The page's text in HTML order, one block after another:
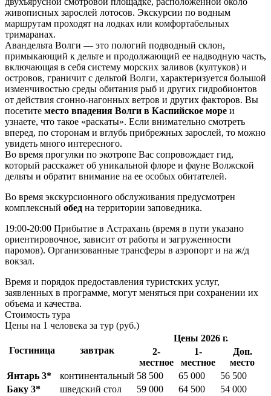
живописных зарослей лотосов. Экскурсии по водным
маршрутам проходят на лодках или комфортабельных
тримаранах.
Авандельта Волги — это пологий подводный склон,
примыкающий к дельте и продолжающий ее надводную часть,
включающая в себя систему морских заливов (култуков) и
островов, граничит с дельтой Волги, характеризуется большой
изменчивостью среды обитания рыб и других гидробионтов
от действия сгонно-нагонных ветров и других факторов. Вы
посетите место впадения Волги в Каспийское море и
узнаете, что такое «раскаты». Если внимательно смотреть
вперед, по сторонам и вглубь прибрежных зарослей, то можно
увидеть много интересного.
Во время прогулки по экотропе Вас сопровождает гид,
который расскажет об уникальной флоре и фауне Волжской
дельты и обратит внимание на ее особых обитателей.
Во время экскурсионного обслуживания предусмотрен
комплексный обед на территории заповедника.
19:00-20:00 Прибытие в Астрахань (время в пути указано
ориентировочное, зависит от работы и загруженности
паромов). Организованные трансферы в аэропорт и на ж/д
вокзал.
Время и порядок предоставления туристских услуг,
заявленных в программе, могут меняться при сохранении их
объема и качества.
Стоимость тура
Цены на 1 человека за тур (руб.)
Гостиница завтрак
Цены 2026 г.
2-
местное
1-
местное
Доп.
место
Янтарь 3*
континентальный 58 500 65 000
56 500
Баку 3*
шведский стол 59 000 64 500
54 000